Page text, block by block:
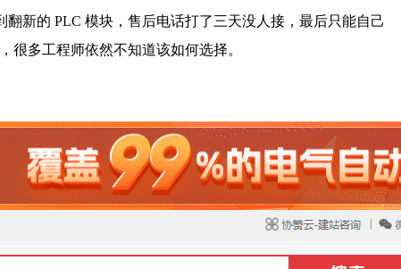
新的 PLC 模块，售后电话打了三天没人接，最后只能自己
多工程师依然不知道该如何选择。